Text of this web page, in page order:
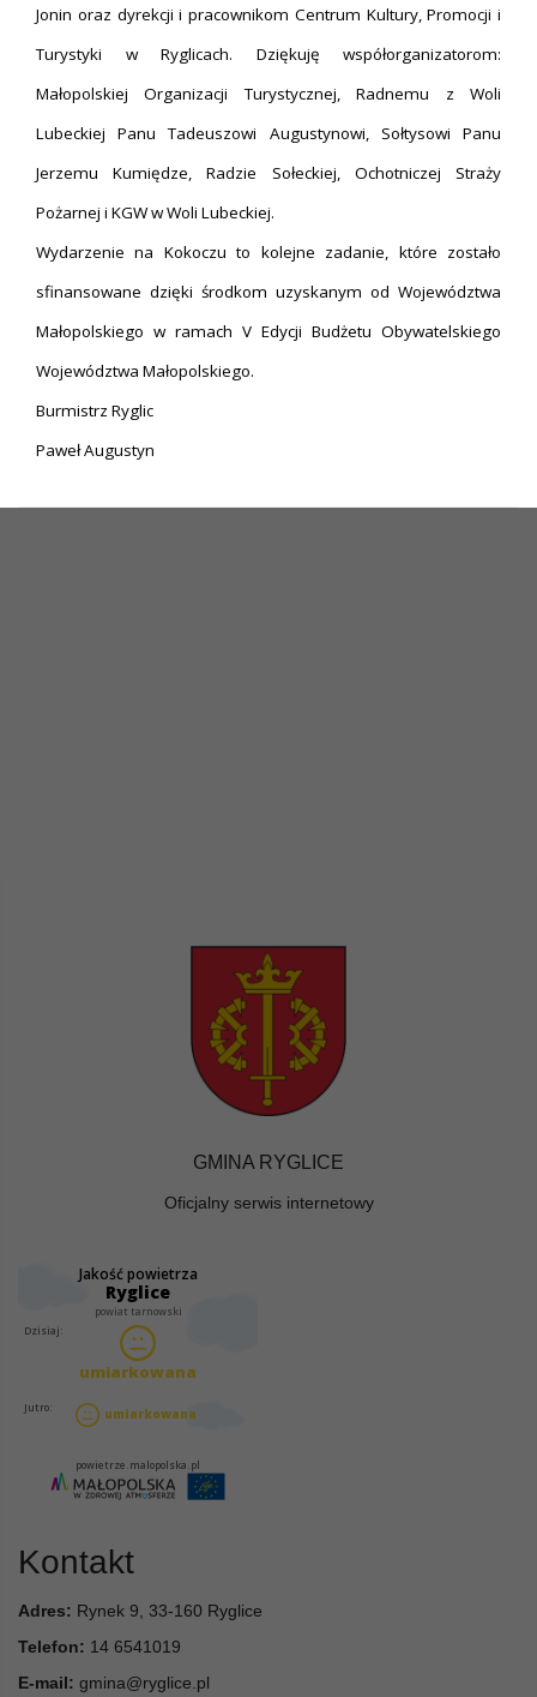
Jonin oraz dyrekcji i pracownikom Centrum Kultury, Promocji i
Turystyki w Ryglicach. Dziękuję współorganizatorom:
Małopolskiej Organizacji Turystycznej, Radnemu z Woli
Lubeckiej Panu Tadeuszowi Augustynowi, Sołtysowi Panu
Jerzemu Kumiędze, Radzie Sołeckiej, Ochotniczej Straży
Pożarnej i KGW w Woli Lubeckiej.
Wydarzenie na Kokoczu to kolejne zadanie, które zostało
sfinansowane dzięki środkom uzyskanym od Województwa
Małopolskiego w ramach V Edycji Budżetu Obywatelskiego
Województwa Małopolskiego.
Burmistrz Ryglic
Paweł Augustyn
GMINA RYGLICE
Oficjalny serwis internetowy
Kontakt
Adres: Rynek 9, 33-160 Ryglice
Telefon: 14 6541019
E-mail: gmina@ryglice.pl